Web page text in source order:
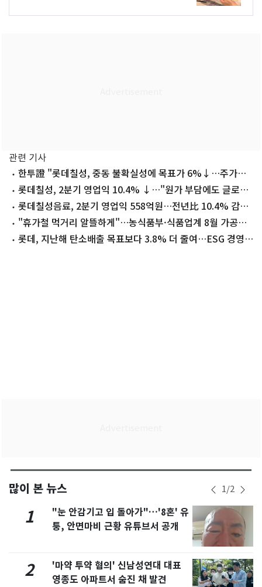
관련 기사
한투證 "롯데칠성, 중동 불확실성에 목표가 6%↓…주가는
바닥"
롯데칠성, 2분기 영업익 10.4% ↓…"원가 부담에도 글로벌
성장"(상보)
롯데칠성음료, 2분기 영업익 558억원…전년比 10.4% 감소
(1보)
"휴가철 먹거리 알뜰하게"…농식품부·식품업계 8월 가공식
품 최대 57% 할인
롯데, 지난해 탄소배출 목표보다 3.8% 더 줄여…ESG 경영
많이 본 뉴스 1/2
1
"눈 안감기고 입 돌아가"…'8혼' 유
퉁, 안면마비 근황 유튜브서 공개
2
'마약 투약 혐의' 신남성연대 대표
영종도 아파트서 숨진 채 발견